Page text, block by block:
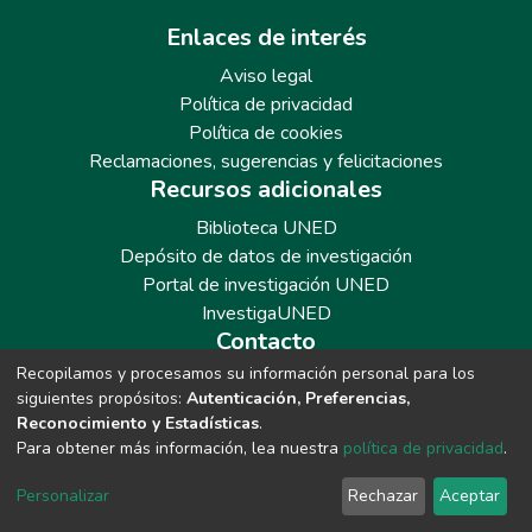
Enlaces de interés
Aviso legal
Política de privacidad
Política de cookies
Reclamaciones, sugerencias y felicitaciones
Recursos adicionales
Biblioteca UNED
Depósito de datos de investigación
Portal de investigación UNED
InvestigaUNED
Contacto
Teléfono: 913986562 / 6643 / 6633 / 8766
Correo: repositoriobiblioteca@adm.uned.es
Recopilamos y procesamos su información personal para los
siguientes propósitos: Autenticación, Preferencias,
Reconocimiento y Estadísticas.
Para obtener más información, lea nuestra política de privacidad.
Personalizar Rechazar Aceptar